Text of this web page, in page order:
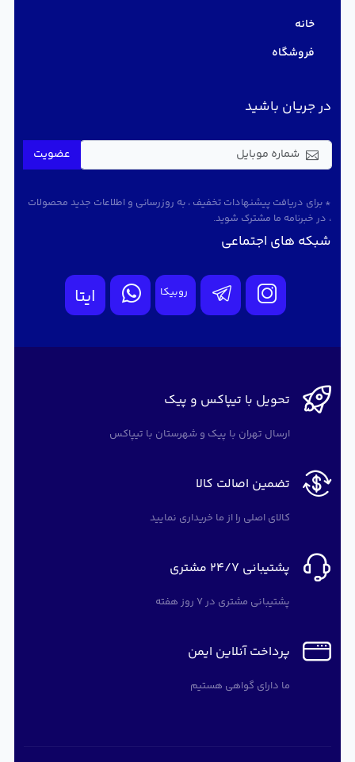
خانه
فروشگاه
در جریان باشید
عضویت
* برای دریافت پیشنهادات تخفیف ، به روزرسانی و اطلاعات جدید محصولات
، در خبرنامه ما مشترک شوید.
شبکه های اجتماعی
روبیکا ایتا
تحویل با تیپاکس و پیک
ارسال تهران با پیک و شهرستان با تیپاکس
تضمین اصالت کالا
کالای اصلی را از ما خریداری نمایید
پشتیبانی 24/7 مشتری
پشتیبانی مشتری در 7 روز هفته
پرداخت آنلاین ایمن
ما دارای گواهی هستیم